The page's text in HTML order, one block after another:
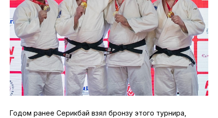
Годом ранее Серикбай взял бронзу этого турнира,